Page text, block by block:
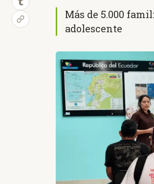
Más de 5.000
adolescente